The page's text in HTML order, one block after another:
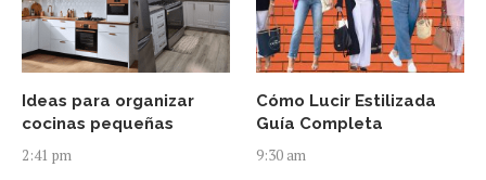
Ideas para organizar
cocinas pequeñas
2:41 pm
Cómo Lucir Estilizada
Guía Completa
9:30 am